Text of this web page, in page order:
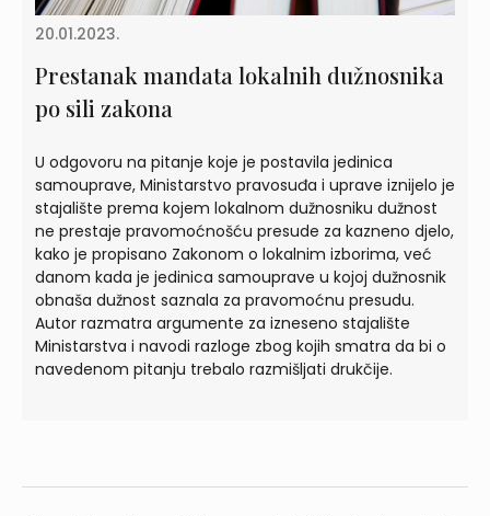
20.01.2023.
Prestanak mandata lokalnih dužnosnika
po sili zakona
U odgovoru na pitanje koje je postavila jedinica
samouprave, Ministarstvo pravosuđa i uprave iznijelo je
stajalište prema kojem lokalnom dužnosniku dužnost
ne prestaje pravomoćnošću presude za kazneno djelo,
kako je propisano Zakonom o lokalnim izborima, već
danom kada je jedinica samouprave u kojoj dužnosnik
obnaša dužnost saznala za pravomoćnu presudu.
Autor razmatra argumente za izneseno stajalište
Ministarstva i navodi razloge zbog kojih smatra da bi o
navedenom pitanju trebalo razmišljati drukčije.